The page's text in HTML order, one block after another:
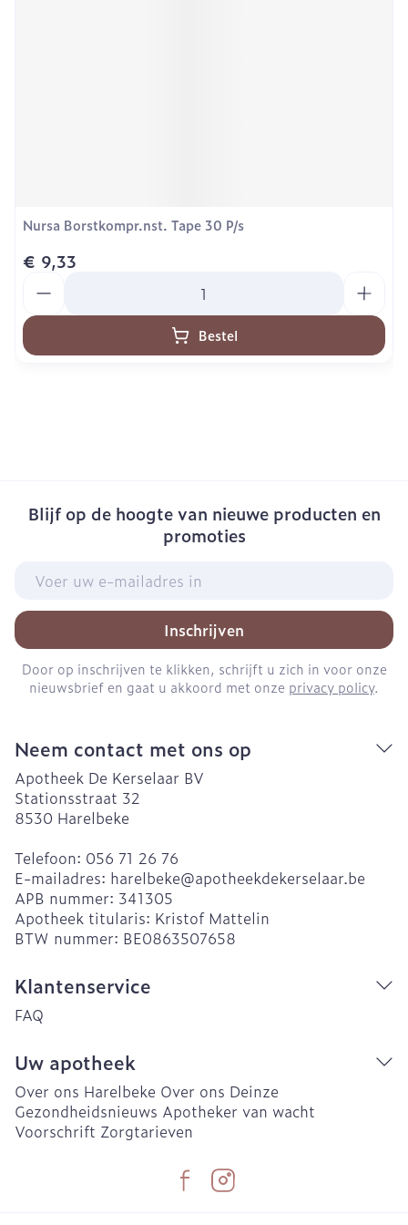
Nursa Borstkompr.nst. Tape 30 P/s
€ 9,33
Bestel
Blijf op de hoogte van nieuwe producten en
promoties
Inschrijven
Door op inschrijven te klikken, schrijft u zich in voor onze
nieuwsbrief en gaat u akkoord met onze privacy policy.
Neem contact met ons op
Apotheek De Kerselaar BV
Stationsstraat 32
8530 Harelbeke
Telefoon: 056 71 26 76
E-mailadres: harelbeke@apotheekdekerselaar.be
APB nummer: 341305
Apotheek titularis: Kristof Mattelin
BTW nummer: BE0863507658
Klantenservice
FAQ
Uw apotheek
Over ons Harelbeke Over ons Deinze
Gezondheidsnieuws Apotheker van wacht
Voorschrift Zorgtarieven